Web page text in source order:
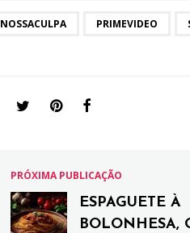
NOSSACULPA PRIMEVIDEO
PRÓXIMA PUBLICAÇÃO
ESPAGUETE À
BOLONHESA,